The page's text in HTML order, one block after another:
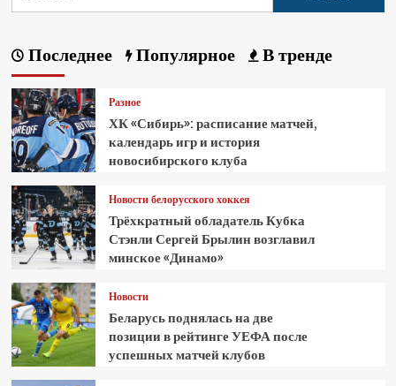
Последнее Популярное В тренде
Разное
ХК «Сибирь»: расписание матчей,
календарь игр и история
новосибирского клуба
Новости белорусского хоккея
Трёхкратный обладатель Кубка
Стэнли Сергей Брылин возглавил
минское «Динамо»
Новости
Беларусь поднялась на две
позиции в рейтинге УЕФА после
успешных матчей клубов